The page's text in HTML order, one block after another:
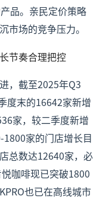
品。亲民定价策略
市场的竞争压力。
节奏合理把控
，截至2025年Q3
度末的16642家新增
家，较二季度新增
家的门店增长目
总数达12640家，必
咖啡现已突破1800
也已在高线城市